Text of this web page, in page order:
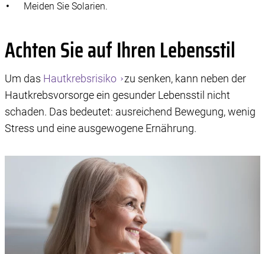
Meiden Sie Solarien.
Achten Sie auf Ihren Lebensstil
Um das Hautkrebsrisiko
zu senken, kann neben der
Hautkrebsvorsorge ein gesunder Lebensstil nicht
schaden. Das bedeutet: ausreichend Bewegung, wenig
Stress und eine ausgewogene Ernährung.